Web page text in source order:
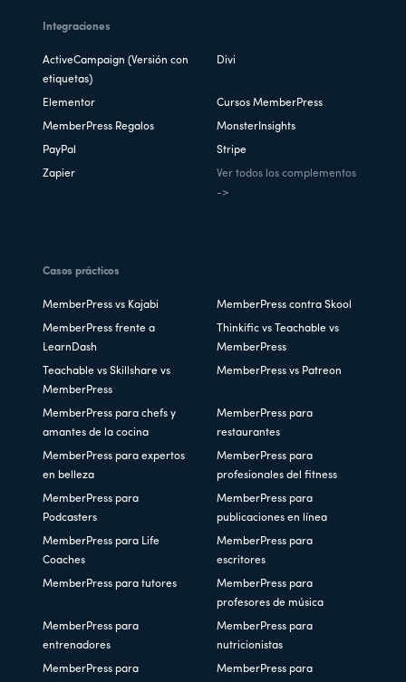
Integraciones
ActiveCampaign (Versión con
etiquetas)
Divi
Elementor Cursos MemberPress
MemberPress Regalos MonsterInsights
PayPal Stripe
Zapier
Ver todos los complementos
->
Casos prácticos
MemberPress vs Kajabi MemberPress contra Skool
MemberPress frente a
LearnDash
Thinkific vs Teachable vs
MemberPress
Teachable vs Skillshare vs
MemberPress
MemberPress vs Patreon
MemberPress para chefs y
amantes de la cocina
MemberPress para
restaurantes
MemberPress para expertos
en belleza
MemberPress para
profesionales del fitness
MemberPress para
Podcasters
MemberPress para
publicaciones en línea
MemberPress para Life
Coaches
MemberPress para
escritores
MemberPress para tutores
MemberPress para
profesores de música
MemberPress para
entrenadores
MemberPress para
nutricionistas
MemberPress para
MemberPress para